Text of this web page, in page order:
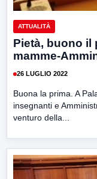
ATTUALITÀ
Pietà, buono il
mamme-
26 LUGLIO 2022
Buona la prima. A
insegnanti e
venturo della...